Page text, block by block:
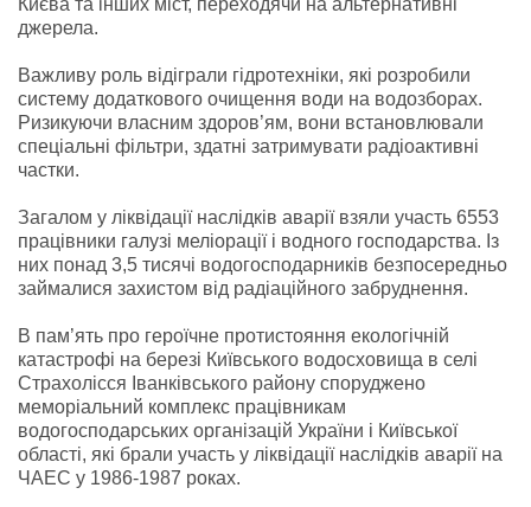
джерела.
Важливу роль відіграли гідротехніки, які розробили
систему додаткового очищення води на водозборах.
Ризикуючи власним здоров’ям, вони встановлювали
спеціальні фільтри, здатні затримувати радіоактивні
частки.
Загалом у ліквідації наслідків аварії взяли участь 6553
працівники галузі меліорації і водного господарства. Із
них понад 3,5 тисячі водогосподарників безпосередньо
займалися захистом від радіаційного забруднення.
В пам’ять про героїчне протистояння екологічній
катастрофі на березі Київського водосховища в селі
Страхолісся Іванківського району споруджено
меморіальний комплекс працівникам
водогосподарських організацій України і Київської
області, які брали участь у ліквідації наслідків аварії на
ЧАЕС у 1986-1987 роках.